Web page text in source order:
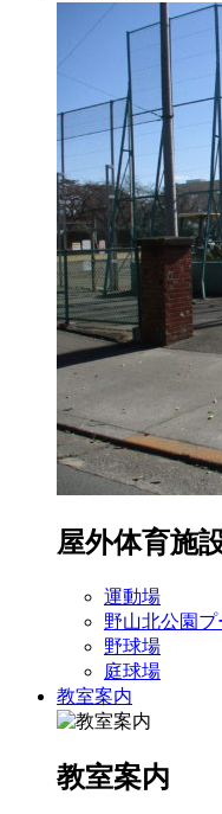
屋外体育施
運動場
野山北公園プ
野球場
庭球場
教室案内
教室案内